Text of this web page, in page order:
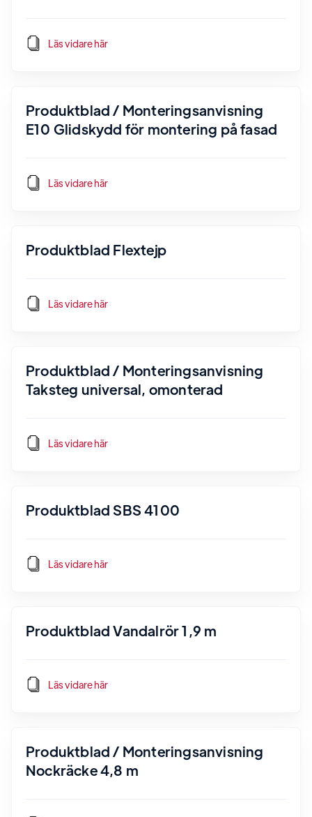
Läs vidare här
Produktblad / Monteringsanvisning
E10 Glidskydd för montering på fasad
Läs vidare här
Produktblad Flextejp
Läs vidare här
Produktblad / Monteringsanvisning
Taksteg universal, omonterad
Läs vidare här
Produktblad SBS 4100
Läs vidare här
Produktblad Vandalrör 1,9 m
Läs vidare här
Produktblad / Monteringsanvisning
Nockräcke 4,8 m